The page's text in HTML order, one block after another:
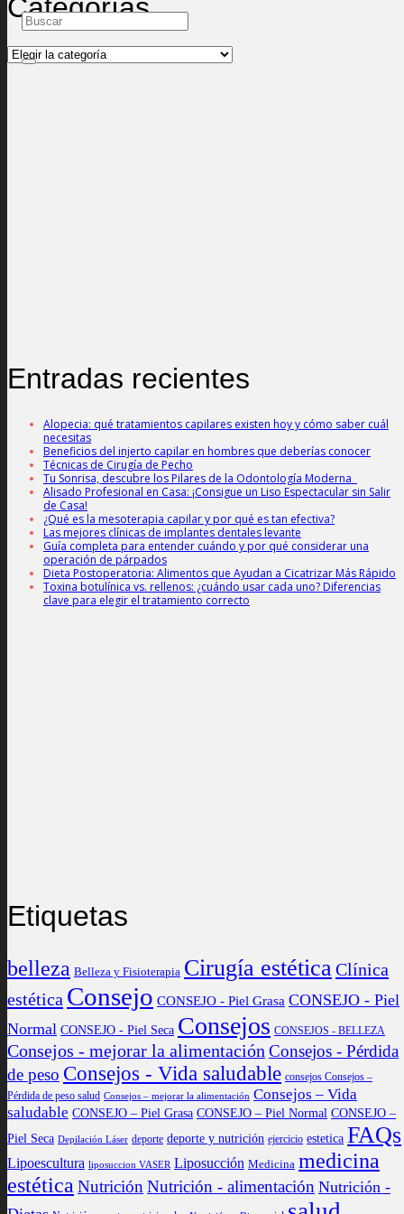
Categorías
Categorías
Entradas recientes
Alopecia: qué tratamientos capilares existen hoy y cómo saber cuál
necesitas
Beneficios del injerto capilar en hombres que deberías conocer
Técnicas de Cirugía de Pecho
Tu Sonrisa, descubre los Pilares de la Odontología Moderna
Alisado Profesional en Casa: ¡Consigue un Liso Espectacular sin Salir
de Casa!
¿Qué es la mesoterapia capilar y por qué es tan efectiva?
Las mejores clínicas de implantes dentales levante
Guía completa para entender cuándo y por qué considerar una
operación de párpados
Dieta Postoperatoria: Alimentos que Ayudan a Cicatrizar Más Rápido
Toxina botulínica vs. rellenos: ¿cuándo usar cada uno? Diferencias
clave para elegir el tratamiento correcto
Etiquetas
belleza Belleza y Fisioterapia Cirugía estética Clínica
estética Consejo CONSEJO - Piel Grasa CONSEJO - Piel
Normal CONSEJO - Piel Seca Consejos CONSEJOS - BELLEZA
Consejos - mejorar la alimentación Consejos - Pérdida
de peso Consejos - Vida saludable consejos Consejos –
Pérdida de peso salud Consejos – mejorar la alimentación Consejos – Vida
saludable CONSEJO – Piel Grasa CONSEJO – Piel Normal CONSEJO –
Piel Seca Depilación Láser deporte deporte y nutrición ejercicio estetica FAQs
Lipoescultura liposuccion VASER Liposucción Medicina medicina
estética Nutrición Nutrición - alimentación Nutrición -